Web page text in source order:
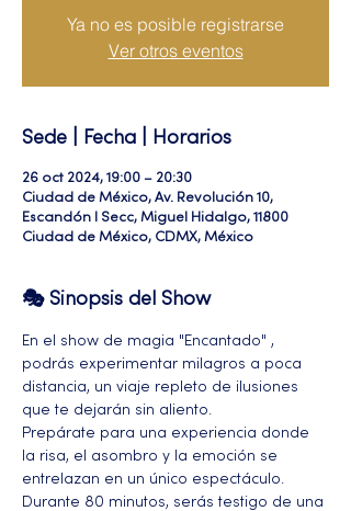
Ya no es posible registrarse
Ver otros eventos
Sede | Fecha | Horarios
26 oct 2024, 19:00 – 20:30
Ciudad de México, Av. Revolución 10,
Escandón I Secc, Miguel Hidalgo, 11800
Ciudad de México, CDMX, México
🎭 Sinopsis del Show
En el show de magia "Encantado" ,
podrás experimentar milagros a poca
distancia, un viaje repleto de ilusiones
que te dejarán sin aliento.
Prepárate para una experiencia donde
la risa, el asombro y la emoción se
entrelazan en un único espectáculo.
Durante 80 minutos, serás testigo de una